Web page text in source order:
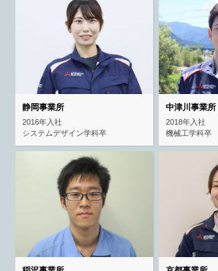
静岡事業所
2016年入社
システムデザイン学科卒
中津川事業所
2018年入社
機械工学科卒